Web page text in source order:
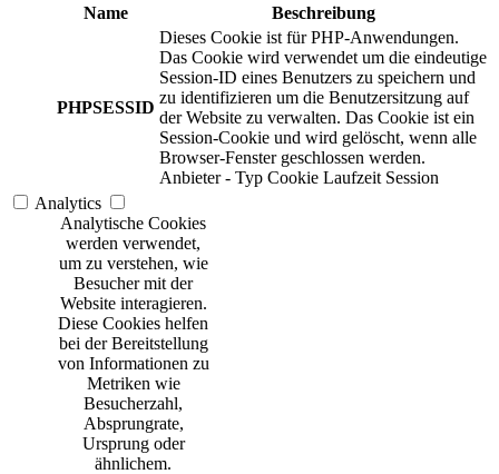
Name
Beschreibung
PHPSESSID
Dieses Cookie ist für PHP-Anwendungen.
Das Cookie wird verwendet um die eindeutige
Session-ID eines Benutzers zu speichern und
zu identifizieren um die Benutzersitzung auf
der Website zu verwalten. Das Cookie ist ein
Session-Cookie und wird gelöscht, wenn alle
Browser-Fenster geschlossen werden.
Anbieter - Typ Cookie Laufzeit Session
Analytics
Analytische Cookies
werden verwendet,
um zu verstehen, wie
Besucher mit der
Website interagieren.
Diese Cookies helfen
bei der Bereitstellung
von Informationen zu
Metriken wie
Besucherzahl,
Absprungrate,
Ursprung oder
ähnlichem.